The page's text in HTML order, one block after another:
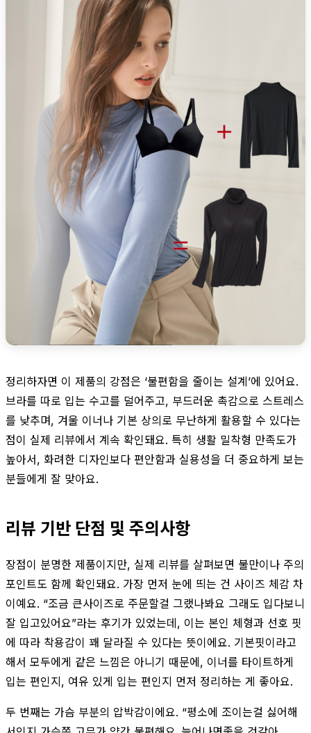
정리하자면 이 제품의 강점은 ‘불편함을 줄이는 설계’에 있어요.
브라를 따로 입는 수고를 덜어주고, 부드러운 촉감으로 스트레스
를 낮추며, 겨울 이너나 기본 상의로 무난하게 활용할 수 있다는
점이 실제 리뷰에서 계속 확인돼요. 특히 생활 밀착형 만족도가
높아서, 화려한 디자인보다 편안함과 실용성을 더 중요하게 보는
분들에게 잘 맞아요.
리뷰 기반 단점 및 주의사항
장점이 분명한 제품이지만, 실제 리뷰를 살펴보면 불만이나 주의
포인트도 함께 확인돼요. 가장 먼저 눈에 띄는 건 사이즈 체감 차
이예요. “조금 큰사이즈로 주문할걸 그랬나봐요 그래도 입다보니
잘 입고있어요”라는 후기가 있었는데, 이는 본인 체형과 선호 핏
에 따라 착용감이 꽤 달라질 수 있다는 뜻이에요. 기본핏이라고
해서 모두에게 같은 느낌은 아니기 때문에, 이너를 타이트하게
입는 편인지, 여유 있게 입는 편인지 먼저 정리하는 게 좋아요.
두 번째는 가슴 부분의 압박감이에요. “평소에 조이는걸 싫어해